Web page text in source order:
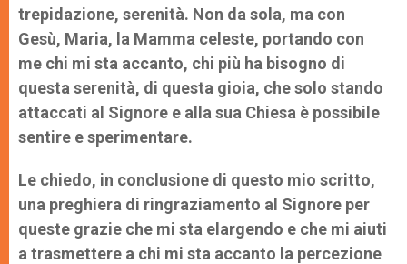
trepidazione, serenità. Non da sola, ma con
Gesù, Maria, la Mamma celeste, portando con
me chi mi sta accanto, chi più ha bisogno di
questa serenità, di questa gioia, che solo stando
attaccati al Signore e alla sua Chiesa è possibile
sentire e sperimentare.
Le chiedo, in conclusione di questo mio scritto,
una preghiera di ringraziamento al Signore per
queste grazie che mi sta elargendo e che mi aiuti
a trasmettere a chi mi sta accanto la percezione